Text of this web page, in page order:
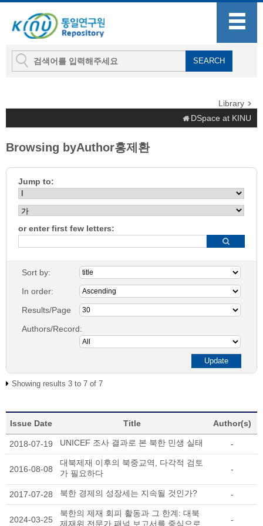
Library
DSpace at KINU
Browsing byAuthor홍제환
Jump to:
or enter first few letters:
Sort by:
In order:
Results/Page
Authors/Record:
Showing results 3 to 7 of 7
Issue Date Title Author(s)
2018-07-19 UNICEF 조사 결과로 본 북한 민생 실태 -
2016-08-08
대북제재 이후의 북중교역, 다각적 검토
가 필요하다
-
2017-07-28 북한 경제의 성장세는 지속될 것인가? -
2024-03-25
북한의 제재 회피 활동과 그 한계: 대북
제재위 전문가 패널 보고서를 중심으로
-